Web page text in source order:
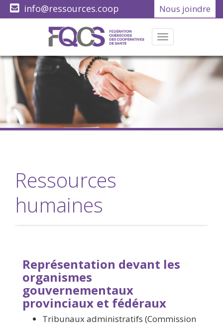
Nous joindre
info@ressources.coop
(418) 622-1001
Menu
Ressources
humaines
Représentation devant les
organismes
gouvernementaux
provinciaux et fédéraux
Tribunaux administratifs (Commission